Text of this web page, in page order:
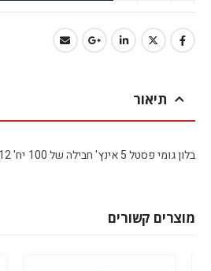
תיאור
בלון גומי פסטל 5 אינץ' חבילה של 100 יח' MID BLUE 112
מוצרים קשורים